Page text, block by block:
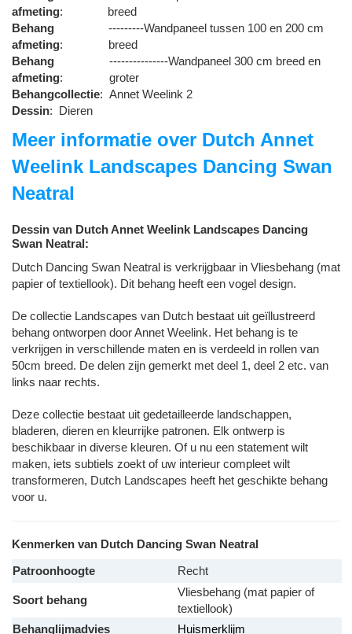
afmeting:
breed
Behang
afmeting:
---------Wandpaneel tussen 100 en 200 cm
breed
Behang
afmeting:
---------------Wandpaneel 300 cm breed en
groter
Behangcollectie: Annet Weelink 2
Dessin: Dieren
Meer informatie over Dutch Annet
Weelink Landscapes Dancing Swan
Neatral
Dessin van Dutch Annet Weelink Landscapes Dancing
Swan Neatral:
Dutch Dancing Swan Neatral is verkrijgbaar in Vliesbehang (mat
papier of textiellook). Dit behang heeft een vogel design.
De collectie Landscapes van Dutch bestaat uit geïllustreerd
behang ontworpen door Annet Weelink. Het behang is te
verkrijgen in verschillende maten en is verdeeld in rollen van
50cm breed. De delen zijn gemerkt met deel 1, deel 2 etc. van
links naar rechts.
Deze collectie bestaat uit gedetailleerde landschappen,
bladeren, dieren en kleurrijke patronen. Elk ontwerp is
beschikbaar in diverse kleuren. Of u nu een statement wilt
maken, iets subtiels zoekt of uw interieur compleet wilt
transformeren, Dutch Landscapes heeft het geschikte behang
voor u.
Kenmerken van Dutch Dancing Swan Neatral
Patroonhoogte Recht
Soort behang
Vliesbehang (mat papier of
textiellook)
Behanglijmadvies
Huismerklijm